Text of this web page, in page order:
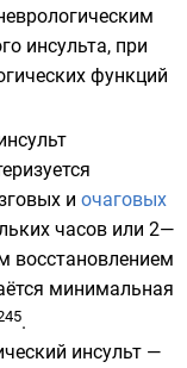
инсульта, при
функций
и очаговых
часов или 2—
восстановлением
минимальная
.
инсульт —